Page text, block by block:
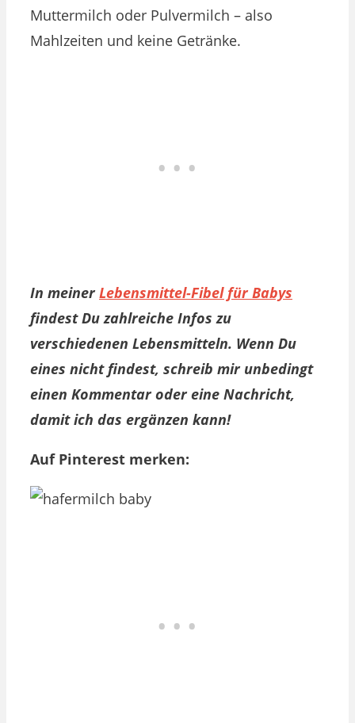
Muttermilch oder Pulvermilch – also
Mahlzeiten und keine Getränke.
In meinerLebensmittel-Fibel für Babys
findest Du zahlreiche Infos zu
verschiedenen Lebensmitteln. Wenn Du
eines nicht findest, schreib mir unbedingt
einen Kommentar oder eine Nachricht,
damit ich das ergänzen kann!
Auf Pinterest merken: